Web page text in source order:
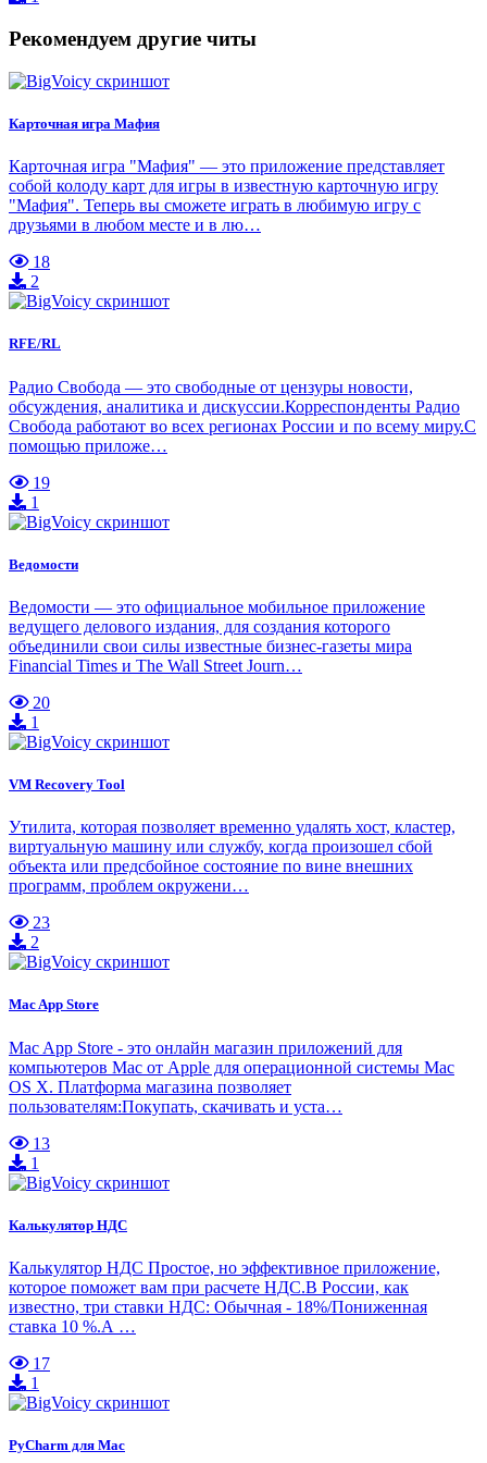
Рекомендуем другие читы
Карточная игра Мафия
Карточная игра "Мафия" — это приложение представляет
собой колоду карт для игры в известную карточную игру
"Мафия". Теперь вы сможете играть в любимую игру с
друзьями в любом месте и в лю…
18
2
RFE/RL
Радио Свобода — это свободные от цензуры новости,
обсуждения, аналитика и дискуссии.Корреспонденты Радио
Свобода работают во всех регионах России и по всему миру.С
помощью приложе…
19
1
Ведомости
Ведомости — это официальное мобильное приложение
ведущего делового издания, для создания которого
объединили свои силы известные бизнес-газеты мира
Financial Times и The Wall Street Journ…
20
1
VM Recovery Tool
Утилита, которая позволяет временно удалять хост, кластер,
виртуальную машину или службу, когда произошел сбой
объекта или предсбойное состояние по вине внешних
программ, проблем окружени…
23
2
Mac App Store
Mac App Store - это онлайн магазин приложений для
компьютеров Mac от Apple для операционной системы Mac
OS X. Платформа магазина позволяет
пользователям:Покупать, скачивать и уста…
13
1
Калькулятор НДС
Калькулятор НДС Простое, но эффективное приложение,
которое поможет вам при расчете НДС.В России, как
известно, три ставки НДС: Обычная - 18%/Пониженная
ставка 10 %.А …
17
1
PyCharm для Mac